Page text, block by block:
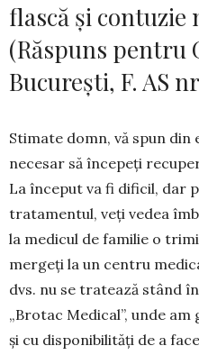
flască și contuzie
(Răspuns pentru
București, F. AS
Stimate domn, vă spun
necesar să începeți
La început va fi dificil, dar
tratamentul, veți vedea
la medicul de familie o
mergeți la un centru
dvs. nu se tratează stând
„Brotac Medical”, unde
și cu disponibilități de a